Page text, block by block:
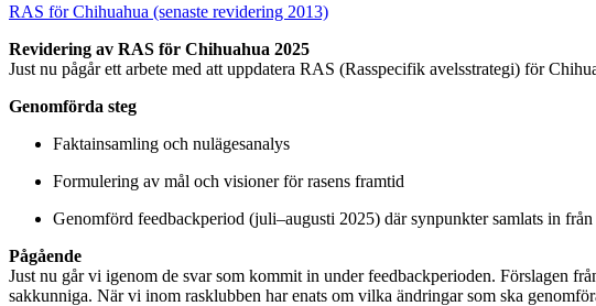
RAS för Chihuahua (senaste revidering 2013)
Revidering av RAS för Chihuahua 2025
Just nu pågår ett arbete med att uppdatera RAS (Rasspecifik avelsstrategi) för
Genomförda steg
Faktainsamling och nulägesanalys
Formulering av mål och visioner för rasens framtid
Genomförd feedbackperiod (juli–augusti 2025) där synpunkter samlats in
Pågående
Just nu går vi igenom de svar som kommit in under feedbackperioden. Förslagen
sakkunniga. När vi inom rasklubben har enats om vilka ändringar som ska